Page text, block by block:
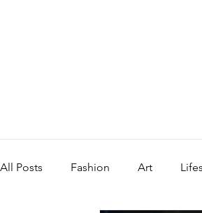
All Posts Fashion Art